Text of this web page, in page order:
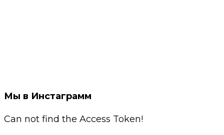
Мы в Инстаграмм
Can not find the Access Token!